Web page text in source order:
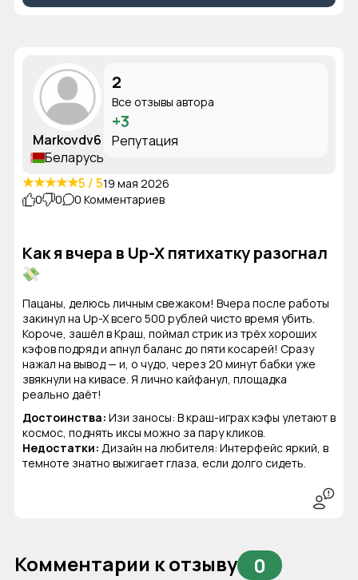
Markovdv6
Беларусь
2
Все отзывы автора
+3
Репутация
★★★★★5 / 519 мая 2026
0
0 0 Комментариев
Как я вчера в Up-X пятихатку разогнал
Пацаны, делюсь личным свежаком! Вчера после работы
закинул на Up-X всего 500 рублей чисто время убить.
Короче, зашёл в Краш, поймал стрик из трёх хороших
кэфов подряд и апнул баланс до пяти косарей! Сразу
нажал на вывод — и, о чудо, через 20 минут бабки уже
звякнули на кивасе. Я лично кайфанул, площадка
реально даёт!
Достоинства: Изи заносы: В краш-играх кэфы улетают в
космос, поднять иксы можно за пару кликов.
Недостатки: Дизайн на любителя: Интерфейс яркий, в
темноте знатно выжигает глаза, если долго сидеть.
Комментарии к отзыву 0